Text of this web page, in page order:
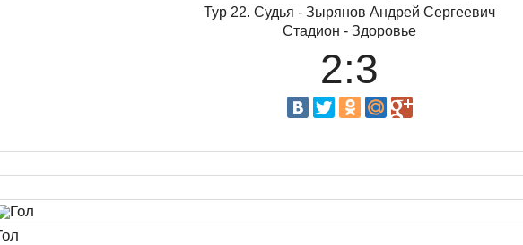
Тур 22. Судья - Зырянов Андрей Сергеевич
Стадион - Здоровье
2:3